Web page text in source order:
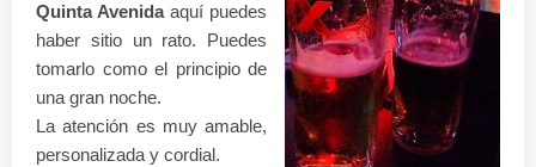
Quinta Avenidaaquí puedes
haber sitio un rato. Puedes
tomarlo como el principio de
una gran noche.
Laatención es muy amable,
personalizada y cordial.